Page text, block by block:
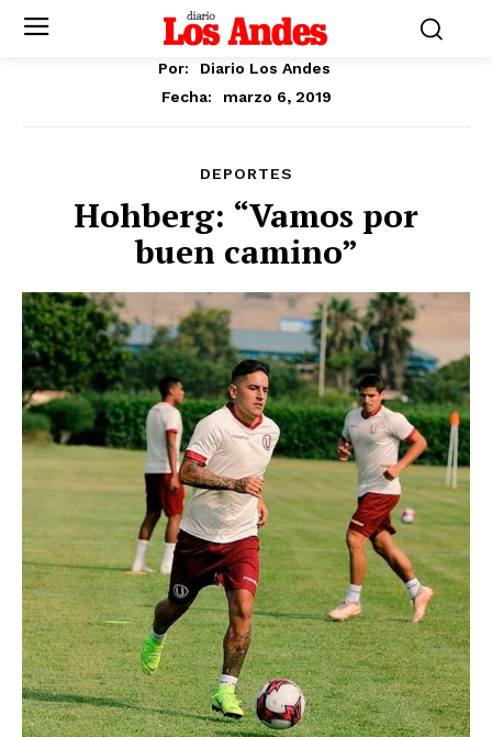
Por:
Diario Los Andes
Fecha:
marzo 6, 2019
DEPORTES
Hohberg: “Vamos por
buen camino”